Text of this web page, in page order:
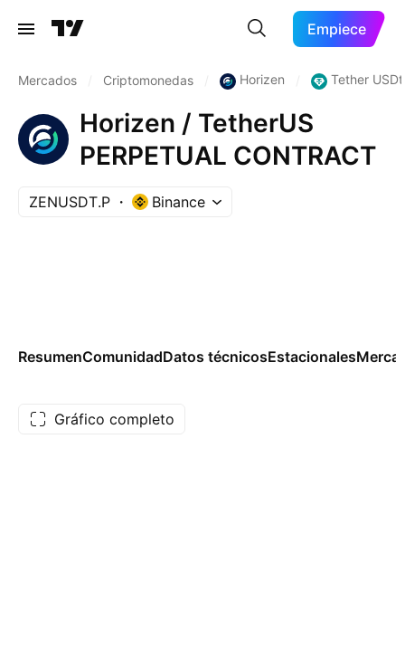
Empiece
Mercados Criptomonedas Horizen Tether USDt
Horizen / TetherUS
PERPETUAL CONTRACT
ZENUSDT.P Binance
ResumenComunidadDatos técnicosEstacionales
Gráfico completo